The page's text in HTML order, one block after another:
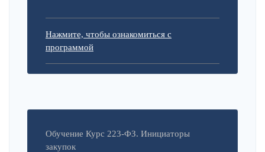
Нажмите, чтобы ознакомиться с
программой
Обучение Курс 223-ФЗ. Инициаторы
закупок